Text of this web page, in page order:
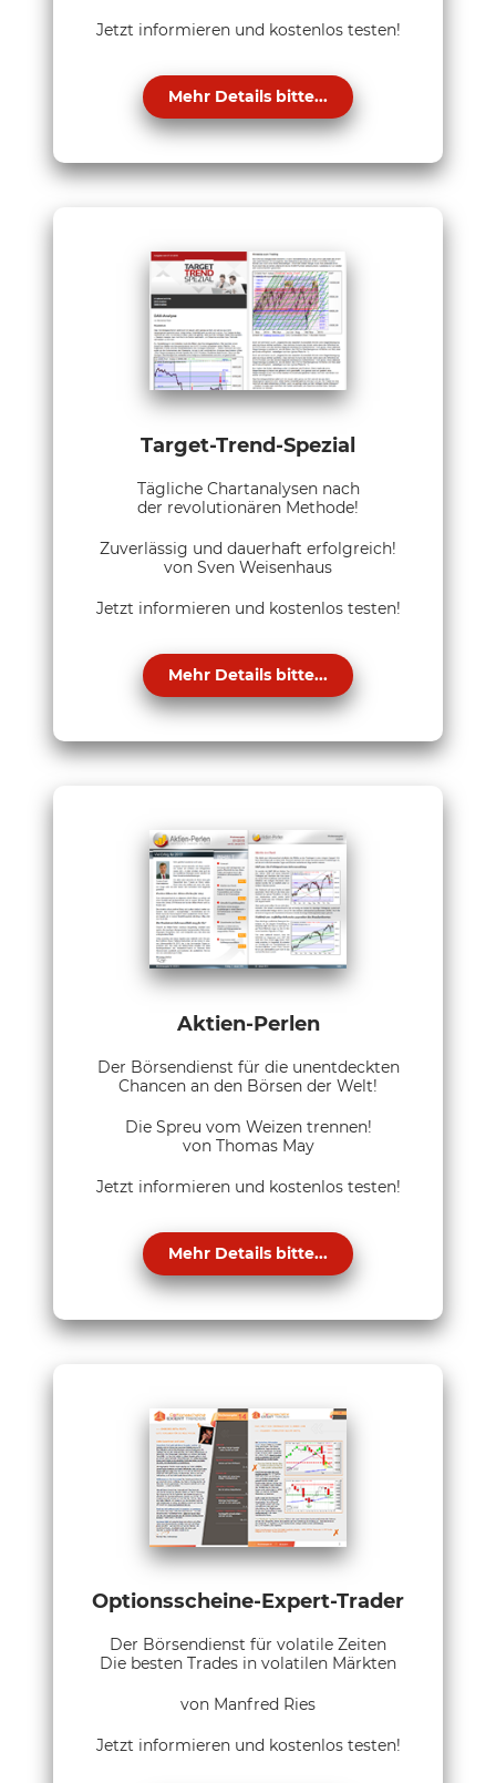
Jetzt informieren und kostenlos testen!
Mehr Details bitte...
Target-Trend-Spezial
Tägliche Chartanalysen nach
der revolutionären Methode!
Zuverlässig und dauerhaft erfolgreich!
von Sven Weisenhaus
Jetzt informieren und kostenlos testen!
Mehr Details bitte...
Aktien-Perlen
Der Börsendienst für die unentdeckten
Chancen an den Börsen der Welt!
Die Spreu vom Weizen trennen!
von Thomas May
Jetzt informieren und kostenlos testen!
Mehr Details bitte...
Optionsscheine-Expert-Trader
Der Börsendienst für volatile Zeiten
Die besten Trades in volatilen Märkten
von Manfred Ries
Jetzt informieren und kostenlos testen!